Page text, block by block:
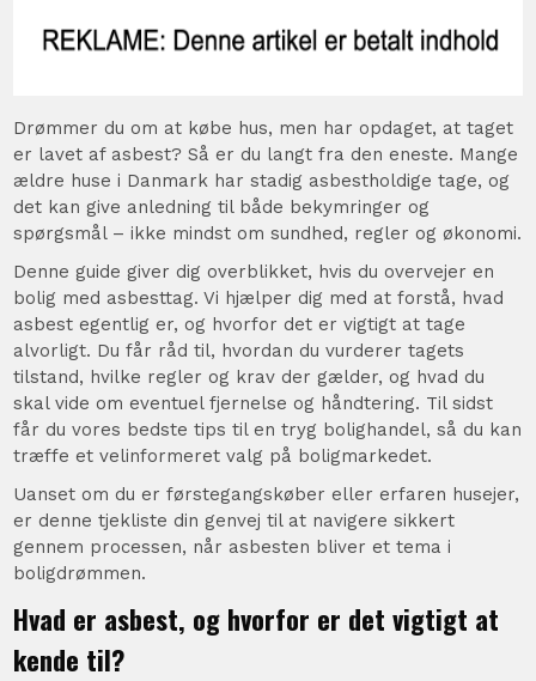
Drømmer du om at købe hus, men har opdaget, at taget
er lavet af asbest? Så er du langt fra den eneste. Mange
ældre huse i Danmark har stadig asbestholdige tage, og
det kan give anledning til både bekymringer og
spørgsmål – ikke mindst om sundhed, regler og økonomi.
Denne guide giver dig overblikket, hvis du overvejer en
bolig med asbesttag. Vi hjælper dig med at forstå, hvad
asbest egentlig er, og hvorfor det er vigtigt at tage
alvorligt. Du får råd til, hvordan du vurderer tagets
tilstand, hvilke regler og krav der gælder, og hvad du
skal vide om eventuel fjernelse og håndtering. Til sidst
får du vores bedste tips til en tryg bolighandel, så du kan
træffe et velinformeret valg på boligmarkedet.
Uanset om du er førstegangskøber eller erfaren husejer,
er denne tjekliste din genvej til at navigere sikkert
gennem processen, når asbesten bliver et tema i
boligdrømmen.
Hvad er asbest, og hvorfor er det vigtigt at
kende til?